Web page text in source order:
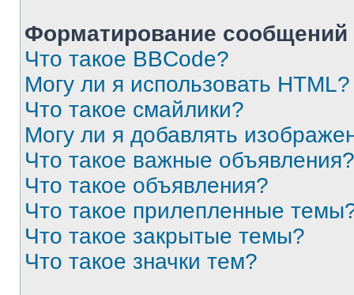
Форматирование
Что такое BBCode?
Могу ли я использовать HTML?
Что такое смайлики?
Могу ли я добавлять
Что такое важные объявления?
Что такое объявления?
Что такое прилепленные
Что такое закрытые темы?
Что такое значки тем?